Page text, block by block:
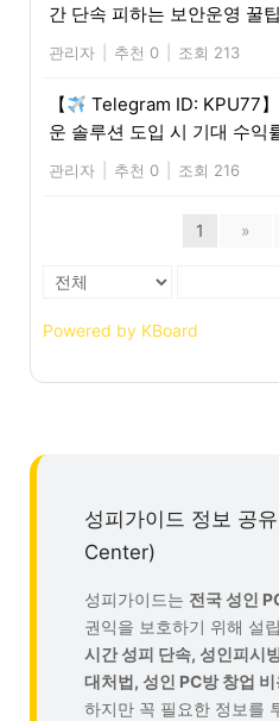
간 단속 피하는 보안운영 꿀
관리자 추천 0 조회 213
【
Telegram ID: KPU77
운 솔루션 도입 시 기대 수익
관리자 추천 0 조회 216
1 »
Powered by KBoard
성피가이드 정보 공
Center)
성피가이드는 전국 성인
권익을 보호하기 위해 설
시간 성피 단속, 성인피시
대처법, 성인 PC방 창업 비
하지만 꼭 필요한 정보를